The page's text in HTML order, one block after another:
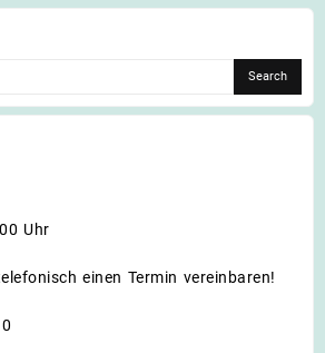
Uhr
einen Termin vereinbaren!